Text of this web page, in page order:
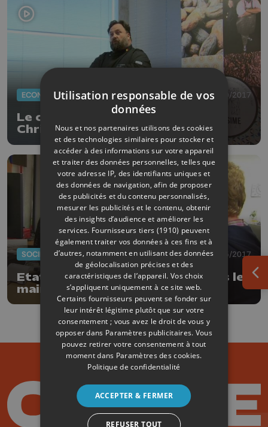
ECONOMIE 17/10/2017
Le chocolat millésimé de Jean-
Christophe Hubert
SOCIÉTÉ 15/05/2017
Etat civil : langue des signes dans les
mairies de quartier
Utilisation responsable de vos
données
Nous et nos partenaires utilisons des cookies
et des technologies similaires pour stocker et
accéder à des informations sur votre appareil
et traiter des données personnelles, telles que
votre adresse IP, des identifiants uniques et
des données de navigation, afin de proposer
des publicités et du contenu personnalisés,
mesurer les publicités et le contenu, obtenir
des insights d’audience et améliorer les
services. Fournisseurs tiers (1910) peuvent
également traiter vos données à ces fins et à
d’autres, notamment en utilisant des données
de géolocalisation précises et des
caractéristiques de l’appareil. Vos choix
s’appliquent uniquement à ce site web.
Certains fournisseurs peuvent se fonder sur
leur intérêt légitime plutôt que sur votre
consentement ; vous avez le droit de vous y
opposer dans Paramètres publicitaires. Vous
pouvez retirer votre consentement à tout
moment dans Paramètres des cookies.
Politique de confidentialité
ACCEPTER & FERMER
REFUSER TOUT